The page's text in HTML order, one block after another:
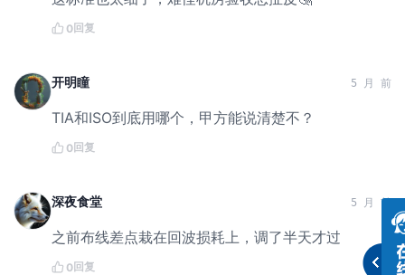
0 回复
开明瞳 5 月 前
TIA和ISO到底用哪个，甲方能说清楚不？
0 回复
深夜食堂 5 月 前
之前布线差点栽在回波损耗上，调了半天才过
0 回复